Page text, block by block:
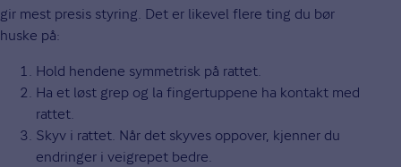
gir mest presis styring. Det er likevel flere ting du bør
huske på:
Hold hendene symmetrisk på rattet.
Ha et løst grep og la fingertuppene ha kontakt med
rattet.
Skyv i rattet. Når det skyves oppover, kjenner du
endringer i veigrepet bedre.